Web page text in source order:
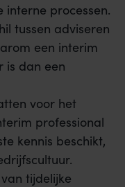
interne processen.
tussen adviseren
een interim
is dan een
voor het
professional
kennis beschikt,
tijdelijke